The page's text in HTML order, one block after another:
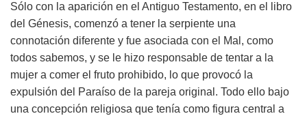
Sólo con la aparición en el Antiguo Testamento, en el libro
del Génesis, comenzó a tener la serpiente una
connotación diferente y fue asociada con el Mal, como
todos sabemos, y se le hizo responsable de tentar a la
mujer a comer el fruto prohibido, lo que provocó la
expulsión del Paraíso de la pareja original. Todo ello bajo
una concepción religiosa que tenía como figura central a